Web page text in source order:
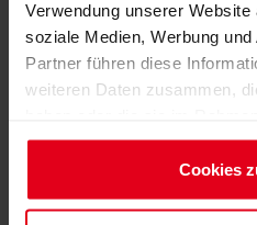
Verwendung unserer
soziale Medien, Werbung
Partner führen diese
weiteren Daten zusammen,
gesammelt haben.
Datenschutzerklärung
Cookies
Ingenieurinnen und
Brandenburgische
Informationen für ihre
Ein Direktauftrag ist eine